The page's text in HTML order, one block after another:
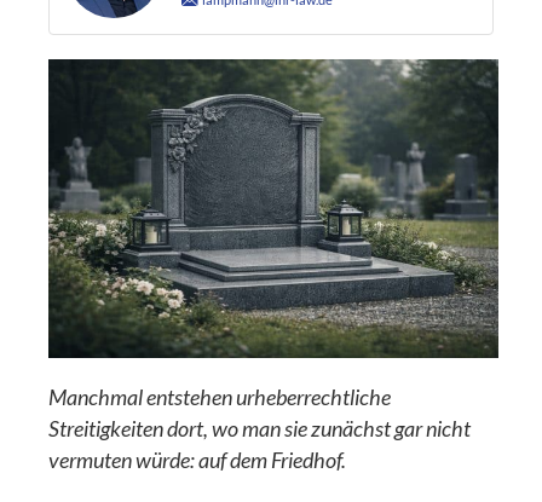
Manchmal entstehen urheberrechtliche
Streitigkeiten dort, wo man sie zunächst gar nicht
vermuten würde: auf dem Friedhof.